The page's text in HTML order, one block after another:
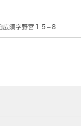
広須字野宮１５−８